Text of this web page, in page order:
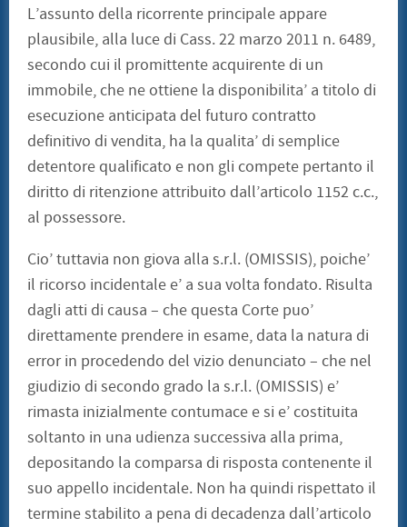
L’assunto della ricorrente principale appare
plausibile, alla luce di Cass. 22 marzo 2011 n. 6489,
secondo cui il promittente acquirente di un
immobile, che ne ottiene la disponibilita’ a titolo di
esecuzione anticipata del futuro contratto
definitivo di vendita, ha la qualita’ di semplice
detentore qualificato e non gli compete pertanto il
diritto di ritenzione attribuito dall’articolo 1152 c.c.,
al possessore.
Cio’ tuttavia non giova alla s.r.l. (OMISSIS), poiche’
il ricorso incidentale e’ a sua volta fondato. Risulta
dagli atti di causa – che questa Corte puo’
direttamente prendere in esame, data la natura di
error in procedendo del vizio denunciato – che nel
giudizio di secondo grado la s.r.l. (OMISSIS) e’
rimasta inizialmente contumace e si e’ costituita
soltanto in una udienza successiva alla prima,
depositando la comparsa di risposta contenente il
suo appello incidentale. Non ha quindi rispettato il
termine stabilito a pena di decadenza dall’articolo